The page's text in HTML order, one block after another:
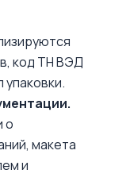
код ТН ВЭД
о
макета
и